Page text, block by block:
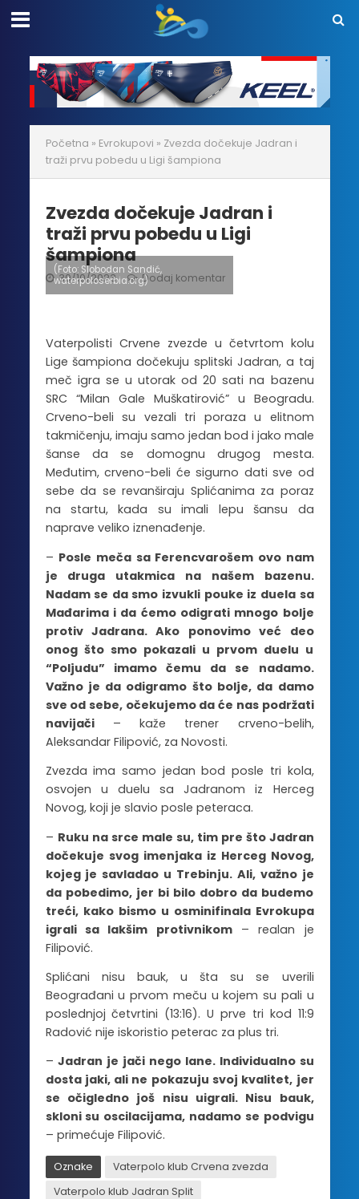
Početna » Evrokupovi » Zvezda dočekuje Jadran i
traži prvu pobedu u Ligi šampiona
Zvezda dočekuje Jadran i
traži prvu pobedu u Ligi
šampiona
30/10/2023 Dodaj komentar
(Foto: Slobodan Sandić,
waterpoloserbia.org)
Vaterpolisti Crvene zvezde u četvrtom kolu
Lige šampiona dočekuju splitski Jadran, a taj
meč igra se u utorak od 20 sati na bazenu
SRC “Milan Gale Muškatirović” u Beogradu.
Crveno-beli su vezali tri poraza u elitnom
takmičenju, imaju samo jedan bod i jako male
šanse da se domognu drugog mesta.
Međutim, crveno-beli će sigurno dati sve od
sebe da se revanširaju Splićanima za poraz
na startu, kada su imali lepu šansu da
naprave veliko iznenađenje.
– Posle meča sa Ferencvarošem ovo nam
je druga utakmica na našem bazenu.
Nadam se da smo izvukli pouke iz duela sa
Mađarima i da ćemo odigrati mnogo bolje
protiv Jadrana. Ako ponovimo već deo
onog što smo pokazali u prvom duelu u
“Poljudu” imamo čemu da se nadamo.
Važno je da odigramo što bolje, da damo
sve od sebe, očekujemo da će nas podržati
navijači– kaže trener crveno-belih,
Aleksandar Filipović, za Novosti.
Zvezda ima samo jedan bod posle tri kola,
osvojen u duelu sa Jadranom iz Herceg
Novog, koji je slavio posle peteraca.
– Ruku na srce male su, tim pre što Jadran
dočekuje svog imenjaka iz Herceg Novog,
kojeg je savladao u Trebinju. Ali, važno je
da pobedimo, jer bi bilo dobro da budemo
treći, kako bismo u osminifinala Evrokupa
igrali sa lakšim protivnikom– realan je
Filipović.
Splićani nisu bauk, u šta su se uverili
Beograđani u prvom meču u kojem su pali u
poslednjoj četvrtini (13:16). U prve tri kod 11:9
Radović nije iskoristio peterac za plus tri.
–Jadran je jači nego lane. Individualno su
dosta jaki, ali ne pokazuju svoj kvalitet, jer
se očigledno još nisu uigrali. Nisu bauk,
skloni su oscilacijama, nadamo se podvigu
– primećuje Filipović.
Oznake
Vaterpolo klub Crvena zvezda
Vaterpolo klub Jadran Split